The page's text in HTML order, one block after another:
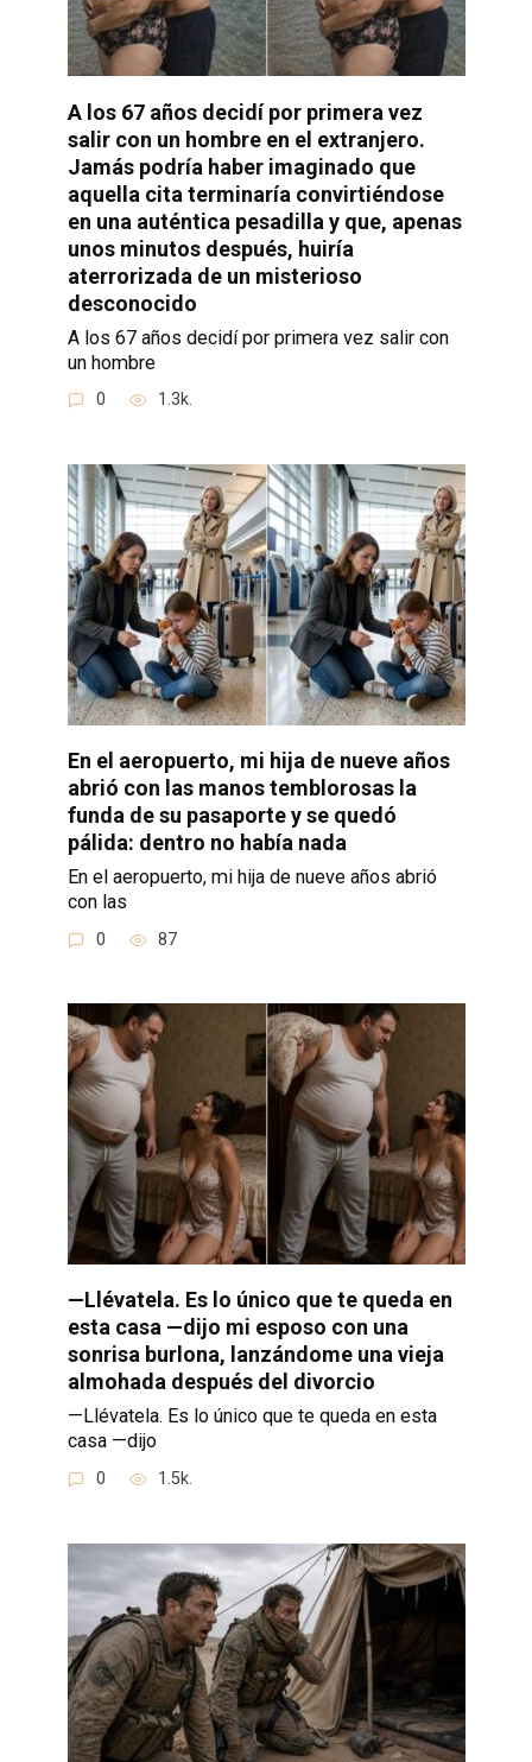
A los 67 años decidí por primera vez
salir con un hombre en el extranjero.
Jamás podría haber imaginado que
aquella cita terminaría convirtiéndose
en una auténtica pesadilla y que, apenas
unos minutos después, huiría
aterrorizada de un misterioso
desconocido
A los 67 años decidí por primera vez salir con
un hombre
0 1.3k.
En el aeropuerto, mi hija de nueve años
abrió con las manos temblorosas la
funda de su pasaporte y se quedó
pálida: dentro no había nada
En el aeropuerto, mi hija de nueve años abrió
con las
0 87
—Llévatela. Es lo único que te queda en
esta casa —dijo mi esposo con una
sonrisa burlona, lanzándome una vieja
almohada después del divorcio
—Llévatela. Es lo único que te queda en esta
casa —dijo
0 1.5k.